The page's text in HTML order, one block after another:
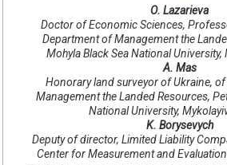
О. Lazarieva
Doctor of Economic Sciences,
Department of Management the
Mohyla Black Sea National University,
A. Mas
Honorary land surveyor of Ukraine,
Management the Landed Resources,
National University,
K. Borysevych
Deputy of director, Limited Liability
Center for Measurement and